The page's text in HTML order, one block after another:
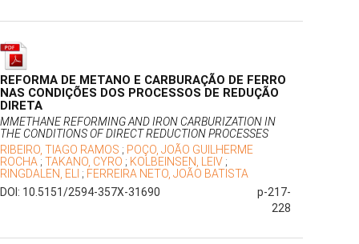
REFORMA DE METANO E CARBURAÇÃO DE FERRO
NAS CONDIÇÕES DOS PROCESSOS DE REDUÇÃO
DIRETA
MMETHANE REFORMING AND IRON CARBURIZATION IN
THE CONDITIONS OF DIRECT REDUCTION PROCESSES
RIBEIRO, TIAGO RAMOS ; POÇO, JOÃO GUILHERME
ROCHA ; TAKANO, CYRO ; KOLBEINSEN, LEIV ;
RINGDALEN, ELI ; FERREIRA NETO, JOÃO BATISTA
DOI: 10.5151/2594-357X-31690
p-217-
228